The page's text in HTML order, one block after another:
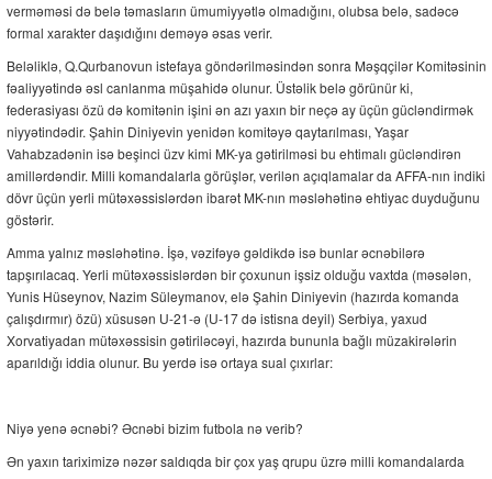
verməməsi də belə təmasların ümumiyyətlə olmadığını, olubsa belə, sadəcə
formal xarakter daşıdığını deməyə əsas verir.
Beləliklə, Q.Qurbanovun istefaya göndərilməsindən sonra Məşqçilər Komitəsinin
fəaliyyətində əsl canlanma müşahidə olunur. Üstəlik belə görünür ki,
federasiyası özü də komitənin işini ən azı yaxın bir neçə ay üçün gücləndirmək
niyyətindədir. Şahin Diniyevin yenidən komitəyə qaytarılması, Yaşar
Vahabzadənin isə beşinci üzv kimi MK-ya gətirilməsi bu ehtimalı gücləndirən
amillərdəndir. Milli komandalarla görüşlər, verilən açıqlamalar da AFFA-nın indiki
dövr üçün yerli mütəxəssislərdən ibarət MK-nın məsləhətinə ehtiyac duyduğunu
göstərir.
Amma yalnız məsləhətinə. İşə, vəzifəyə gəldikdə isə bunlar əcnəbilərə
tapşırılacaq. Yerli mütəxəssislərdən bir çoxunun işsiz olduğu vaxtda (məsələn,
Yunis Hüseynov, Nazim Süleymanov, elə Şahin Diniyevin (hazırda komanda
çalışdırmır) özü) xüsusən U-21-ə (U-17 də istisna deyil) Serbiya, yaxud
Xorvatiyadan mütəxəssisin gətiriləcəyi, hazırda bununla bağlı müzakirələrin
aparıldığı iddia olunur. Bu yerdə isə ortaya sual çıxırlar:
Niyə yenə əcnəbi? Əcnəbi bizim futbola nə verib?
Ən yaxın tariximizə nəzər saldıqda bir çox yaş qrupu üzrə milli komandalarda